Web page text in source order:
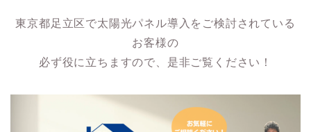
東京都足立区で太陽光パネル導入をご検討されている
お客様の
必ず役に立ちますので、是非ご覧ください！